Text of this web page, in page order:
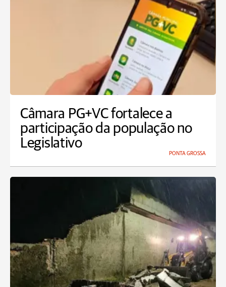
Câmara PG+VC fortalece a
participação da população no
Legislativo
PONTA GROSSA